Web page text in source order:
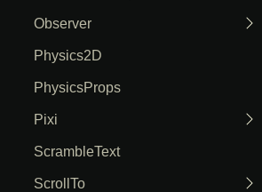
Observer
Physics2D
PhysicsProps
Pixi
ScrambleText
ScrollTo